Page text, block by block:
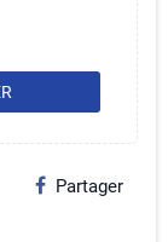
Partager